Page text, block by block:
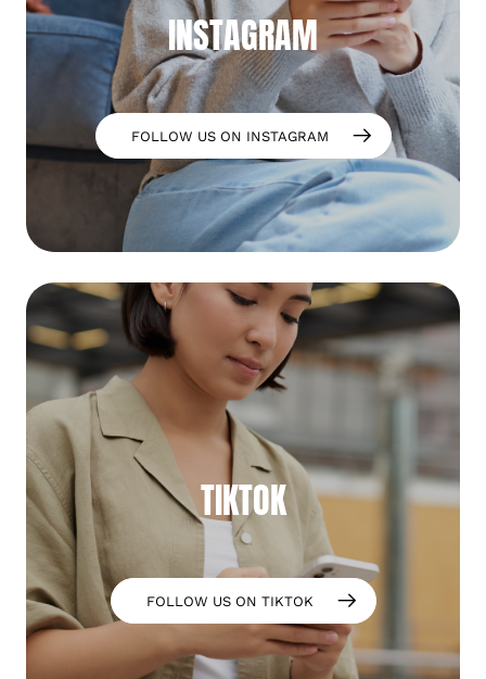
INSTAGRAM
FOLLOW US ON INSTAGRAM
TIKTOK
FOLLOW US ON TIKTOK